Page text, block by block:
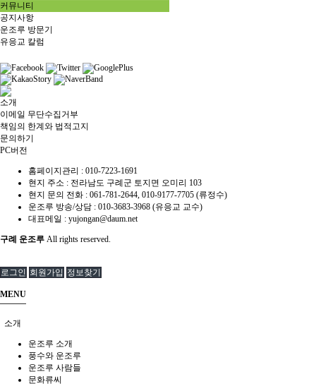
커뮤니티
공지사항
운조루 방문기
유응교 칼럼
소개
이메일 무단수집거부
책임의 한계와 법적고지
문의하기
PC버전
홈페이지관리 : 010-7223-1691
현지 주소 : 전라남도 구례군 토지면 오미리 103
현지 문의 전화 : 061-781-2644, 010-9177-7705 (류정수)
운조루 방송/상담 : 010-3683-3968 (유응교 교수)
대표메일 : yujongan@daum.net
구례 운조루 All rights reserved.
로그인 회원가입 정보찾기
MENU
소개
운조루 소개
풍수와 운조루
운조루 사람들
문화류씨